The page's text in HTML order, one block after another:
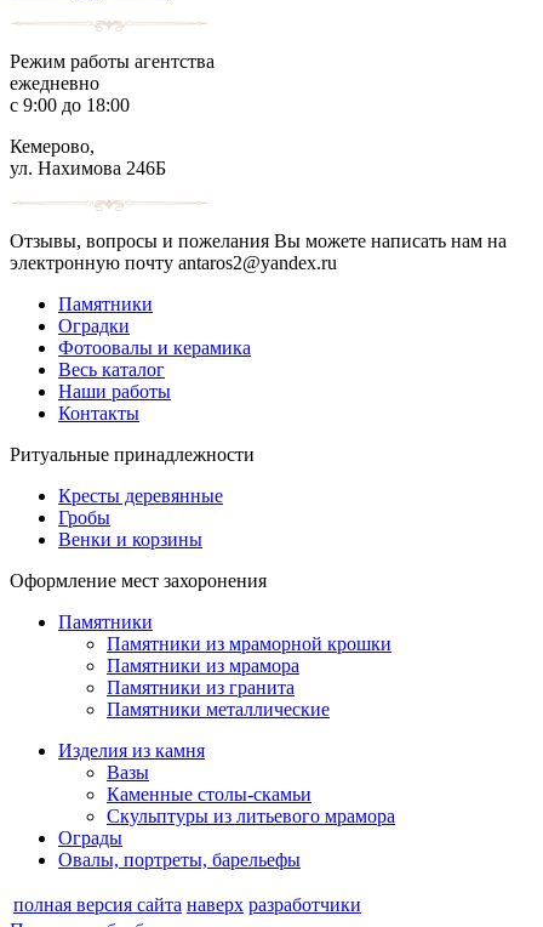
Режим работы агентства
ежедневно
с 9:00 до 18:00
Кемерово,
ул. Нахимова 246Б
Отзывы, вопросы и пожелания Вы можете написать нам на
электронную почту antaros2@yandex.ru
Памятники
Оградки
Фотоовалы и керамика
Весь каталог
Наши работы
Контакты
Ритуальные принадлежности
Кресты деревянные
Гробы
Венки и корзины
Оформление мест захоронения
Памятники
Памятники из мраморной крошки
Памятники из мрамора
Памятники из гранита
Памятники металлические
Изделия из камня
Вазы
Каменные столы-скамьи
Скульптуры из литьевого мрамора
Ограды
Овалы, портреты, барельефы
полная версия сайта наверх разработчики